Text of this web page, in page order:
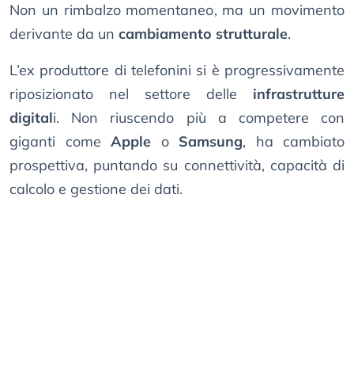
Non un rimbalzo momentaneo, ma un movimento
derivante da un cambiamento strutturale.
L’ex produttore di telefonini si è progressivamente
riposizionato nel settore delle infrastrutture
digitali. Non riuscendo più a competere con
giganti come Apple o Samsung, ha cambiato
prospettiva, puntando su connettività, capacità di
calcolo e gestione dei dati.